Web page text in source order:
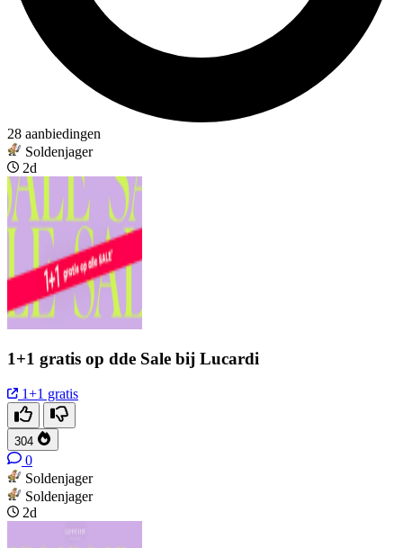
28 aanbiedingen
Soldenjager
2d
1+1 gratis op dde Sale bij Lucardi
1+1 gratis
304
0
Soldenjager
Soldenjager
2d